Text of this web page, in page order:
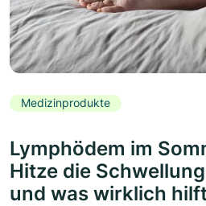
Medizinprodukte
Lymphödem im
Hitze die
und was wirklich